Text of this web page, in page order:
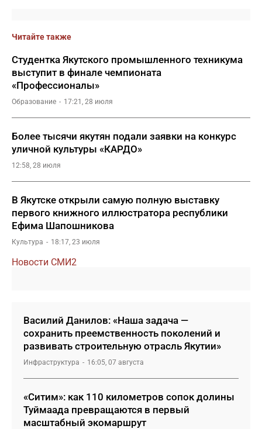
Читайте также
Студентка Якутского промышленного техникума
выступит в финале чемпионата
«Профессионалы»
Образование 17:21, 28 июля
Более тысячи якутян подали заявки на конкурс
уличной культуры «КАРДО»
12:58, 28 июля
В Якутске открыли самую полную выставку
первого книжного иллюстратора республики
Ефима Шапошникова
Культура 18:17, 23 июля
Новости СМИ2
Василий Данилов: «Наша задача —
сохранить преемственность поколений и
развивать строительную отрасль Якутии»
Инфраструктура 16:05, 07 августа
«Ситим»: как 110 километров сопок долины
Туймаада превращаются в первый
масштабный экомаршрут